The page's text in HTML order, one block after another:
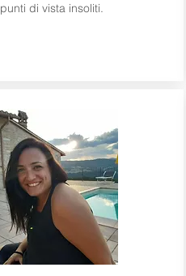
punti di vista insoliti.